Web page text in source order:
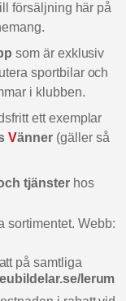
försäljning här på
som är exklusiv
sportbilar och
i klubben.
ett exemplar
Vänner (gäller så
tjänsterhos
sortimentet. Webb:
på samtliga
eubildelar.se/lerum